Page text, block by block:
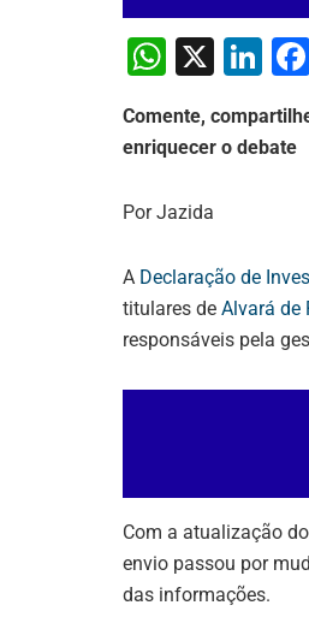
W
at
s
A
p
X
Li
k
Comente,
enriquecer o debate
Por Jazida
A Declaração de
titulares de Alvará de
responsáveis pela
Com a atualização
envio passou por
das informações.